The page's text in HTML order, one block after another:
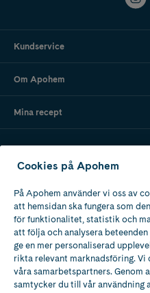
Kundservice
Om Apohem
Mina recept
Ladda ner vår app
Apotek med tillstånd
av Läkemedelsverket
Cookies på Apohem
På Apohem använder vi oss av
att hemsidan ska fungera som
för funktionalitet, statistik och
att följa och analysera
ge en mer personaliserad
rikta relevant marknadsföring. Vi
våra samarbetspartners. Genom
samtycker du till vår användning